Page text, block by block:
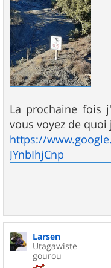
La prochaine fois
vous voyez de quoi
https://
JYnbIhjCnp
Larsen
Utagawiste
gourou